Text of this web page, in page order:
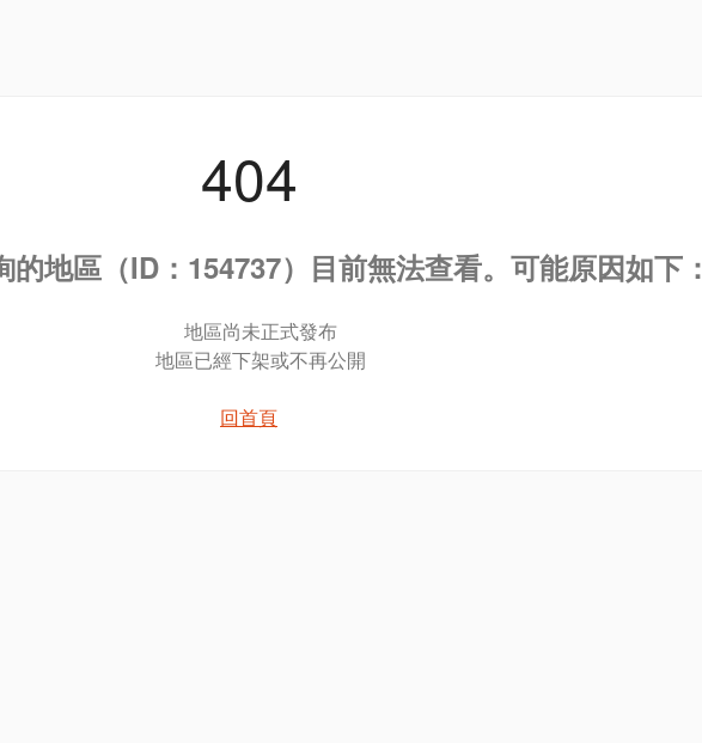
404
地區（ID：154737）目前無法查看。可能原因如下：
地區尚未正式發布
地區已經下架或不再公開
回首頁